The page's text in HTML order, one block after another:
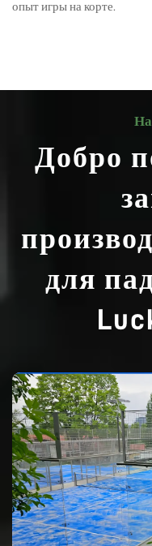
опыт игры на корте.
Добро
для